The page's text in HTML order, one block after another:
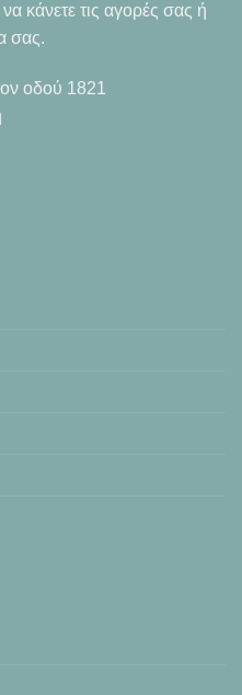
κάνετε τις αγορές σας ή
σας.
οδού 1821